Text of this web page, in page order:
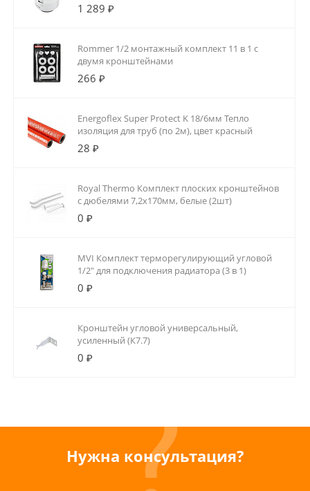
1 289 ₽
Rommer 1/2 монтажный комплект 11 в 1 с
двумя кронштейнами
266 ₽
Energoflex Super Protect K 18/6мм Тепло
изоляция для труб (по 2м), цвет красный
28 ₽
Royal Thermo Комплект плоских кронштейнов
с дюбелями 7,2х170мм, белые (2шт)
0 ₽
MVI Комплект терморегулирующий угловой
1/2" для подключения радиатора (3 в 1)
0 ₽
Кронштейн угловой универсальный,
усиленный (К7.7)
0 ₽
Нужна консультация?